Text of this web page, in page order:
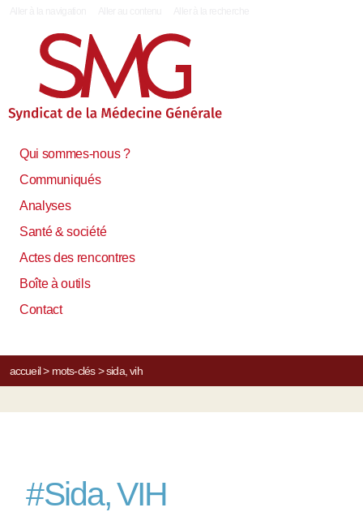
Qui sommes-nous ?
Communiqués
Analyses
Santé & société
Actes des rencontres
Boîte à outils
Contact
accueil> mots-clés> sida, vih
#Sida, VIH